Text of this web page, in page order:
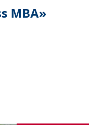
MBA»